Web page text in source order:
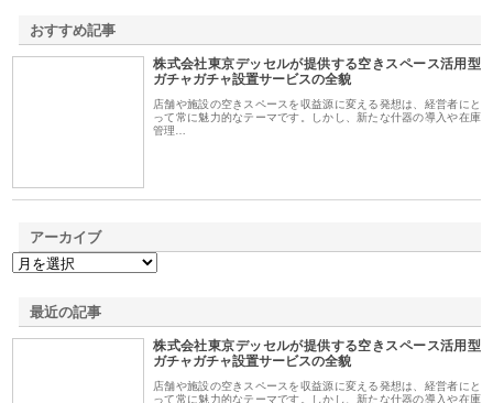
おすすめ記事
株式会社東京デッセルが提供する空きスペース活用型
ガチャガチャ設置サービスの全貌
店舗や施設の空きスペースを収益源に変える発想は、経営者にと
って常に魅力的なテーマです。しかし、新たな什器の導入や在庫
管理…
アーカイブ
最近の記事
株式会社東京デッセルが提供する空きスペース活用型
ガチャガチャ設置サービスの全貌
店舗や施設の空きスペースを収益源に変える発想は、経営者にと
って常に魅力的なテーマです。しかし、新たな什器の導入や在庫